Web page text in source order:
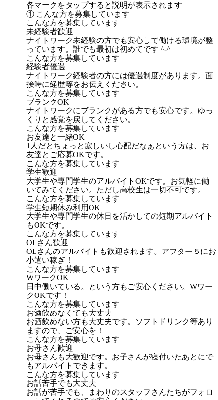
各マークをタップすると説明が表示されます
① こんな方を募集しています
こんな方を募集しています
未経験者歓迎
ナイトワーク未経験の方でも安心して働ける環境が整
っています。誰でも最初は初めてです ^-^
こんな方を募集しています
経験者優遇
ナイトワーク経験者の方には優遇制度があります。面
接時に経歴等をお伝えください。
こんな方を募集しています
ブランクOK
ナイトワークにブランクがある方でも安心です。ゆっ
くりと感覚を戻してください。
こんな方を募集しています
お友達と一緒OK
1人だとちょっと寂しいし心配だなぁという方は、お
友達とご応募OKです。
こんな方を募集しています
学生歓迎
大学生や専門学生のアルバイトOKです。お気軽に働
いてみてください。ただし高校生は一切不可です。
こんな方を募集しています
学生短期休み利用OK
大学生や専門学生の休日を活かしての短期アルバイト
もOKです。
こんな方を募集しています
OLさん歓迎
OLさんのアルバイトも歓迎されます。アフター５にお
小遣い稼ぎ！
こんな方を募集しています
WワークOK
日中働いている。という方もご安心ください。Wワー
クOKです！
こんな方を募集しています
お酒飲めなくても大丈夫
お酒飲めない方も大丈夫です。ソフトドリンク等あり
ますので、ご安心を！
こんな方を募集しています
お母さん歓迎
お母さんも大歓迎です。お子さんが寝付いたあとにで
もアルバイトできます。
こんな方を募集しています
お話苦手でも大丈夫
お話が苦手でも、まわりのスタッフさんたちがフォロ